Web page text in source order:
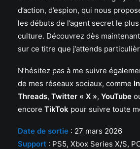
d’action, d’espion, qui nous
les débuts de l’agent secret le
culture. Découvrez dès
sur ce titre que j’attends
N’hésitez pas à me suivre
de mes réseaux sociaux, comme
Threads, Twitter « X », YouTube
encore TikTok pour suivre toute
Date de sortie : 27 mars 2026
Support : PS5, Xbox Series X/S,